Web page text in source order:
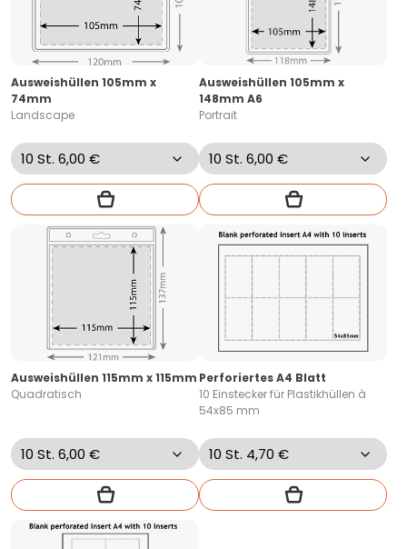
Ausweishüllen 105mm x
74mm
Landscape
Ausweishüllen 105mm x
148mm A6
Portrait
Ausweishüllen 115mm x 115mm
Quadratisch
Perforiertes A4 Blatt
10 Einstecker für Plastikhüllen à
54x85 mm